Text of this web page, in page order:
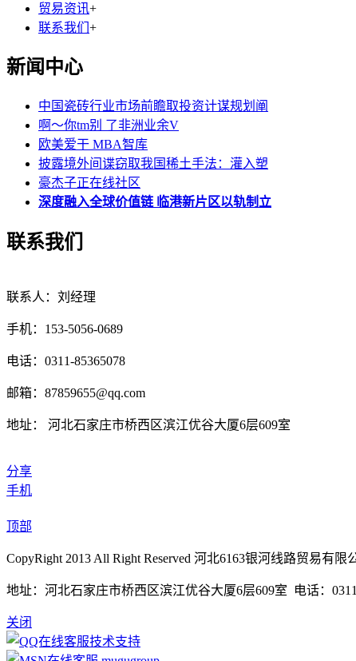
贸易资讯+
联系我们 +
新闻中心
中国瓷砖行业市场前瞻取投资计谋规划阐
啊～你tm别 了非洲业余V
欧美爱干 MBA智库
披露境外间谍窃取我国稀土手法：灌入塑
豪杰子正在线社区
深度融入全球价值链 临港新片区以轨制立
联系我们
联系人：刘经理
手机：153-5056-0689
电话：0311-85365078
邮箱：87859655@qq.com
地址： 河北石家庄市桥西区滨江优谷大厦6层609室
分享
手机
顶部
CopyRight 2013 All Right Reserved 河北6163银河线路贸易有限
地址：河北石家庄市桥西区滨江优谷大厦6层609室 电话：
关闭
技术支持